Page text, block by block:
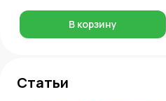
В корзину
Статьи